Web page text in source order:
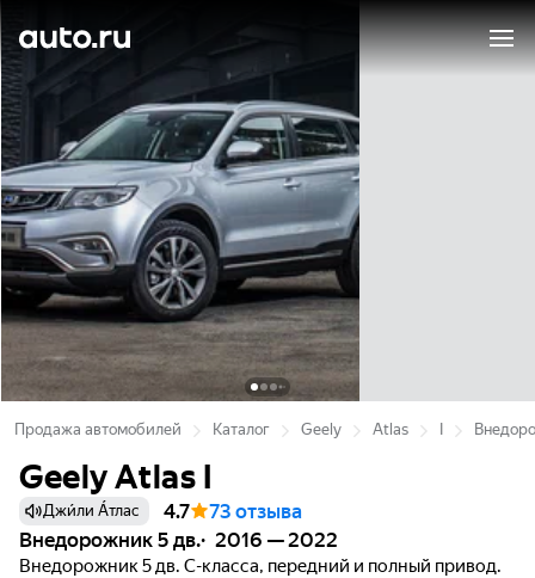
Продажа автомобилей Каталог Geely Atlas
Geely Atlas I
Джи́ли А́тлас 4.7
73 отзыва
Внедорожник 5 дв. 2016 — 2022
Внедорожник 5 дв. C-класса, передний и полный привод.